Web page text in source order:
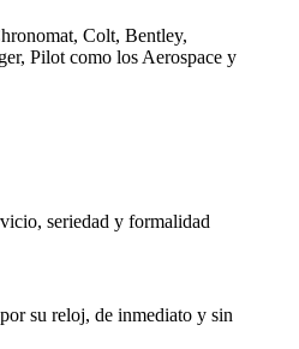
Colt, Bentley,
Pilot como los Aerospace y
seriedad y formalidad​
su reloj, de inmediato y sin